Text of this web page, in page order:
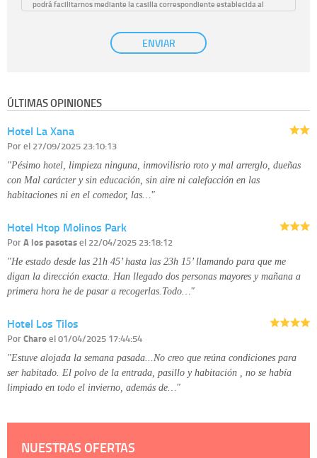
podrá facilitarnos mediante la casilla correspondiente establecida al
únicamente trataremos sus datos con su consentimiento
previo, que podrá facilitarnos mediante la casilla correspondiente
Derechos:tiene derecho a saber qué información tenemos sobre usted,
disponible en nuestra página web.
Información complementaria:
ENVIAR
ÚLTIMAS OPINIONES
Hotel La Xana
Porel 27/09/2025 23:10:13
"Pésimo hotel, limpieza ninguna, inmovilisrio roto y mal arrerglo, dueñas
con Mal carácter y sin educación, sin aire ni calefacción en las
habitaciones ni en el comedor, las…"
Hotel Htop Molinos Park
PorA los pasotasel 22/04/2025 23:18:12
"He estado desde las 21h 45’ hasta las 23h 15’ llamando para que me
digan la dirección exacta. Han llegado dos personas mayores y mañana a
primera hora he de pasar a recogerlas.Todo…"
Hotel Los Tilos
PorCharoel 01/04/2025 17:44:54
"Estuve alojada la semana pasada...No creo que reúna condiciones para
ser habitado. El polvo de la entrada, pasillo y habitación , no se había
limpiado en todo el invierno, además de…"
NUESTRAS OFERTAS